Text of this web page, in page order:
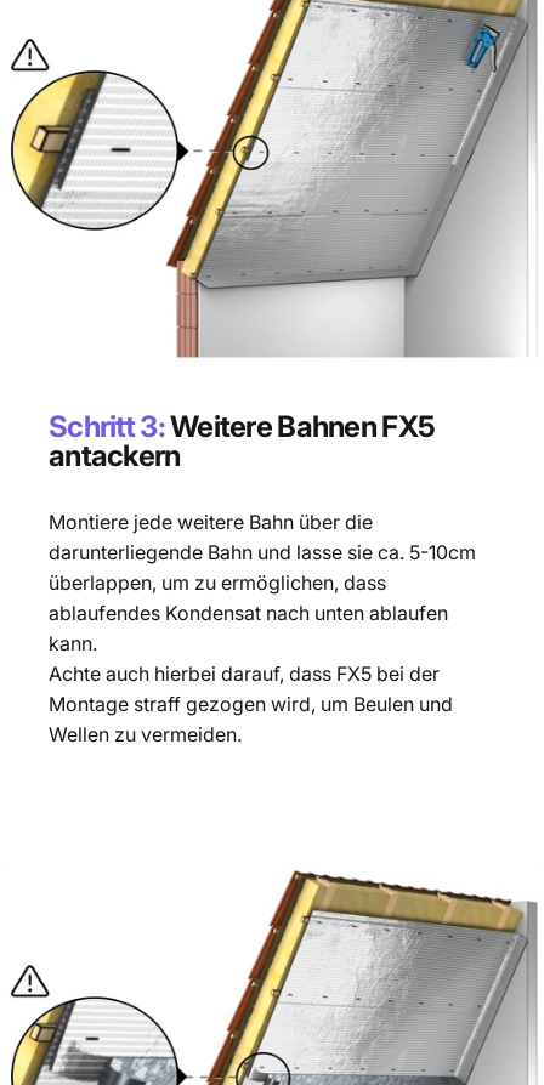
Schritt 3:Weitere Bahnen FX5
antackern
Montiere jede weitere Bahn über die
darunterliegende Bahn und lasse sie ca. 5-10cm
überlappen, um zu ermöglichen, dass
ablaufendes Kondensat nach unten ablaufen
kann.
Achte auch hierbei darauf, dass FX5 bei der
Montage straff gezogen wird, um Beulen und
Wellen zu vermeiden.